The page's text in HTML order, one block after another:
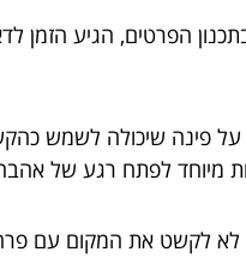
הפרטים, הגיע הזמן
פינה שיכולה לשמש
מיוחד לפתח רגע של
לא לקשט את המקום עם